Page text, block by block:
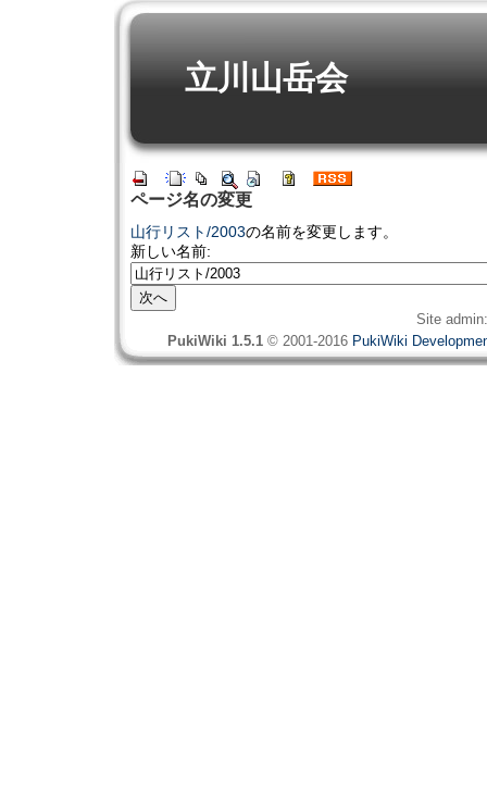
立川山岳会
ページ名の変更
山行リスト/2003の名前を変更します。
新しい名前:
Site
PukiWiki 1.5.1 © 2001-2016 PukiWiki